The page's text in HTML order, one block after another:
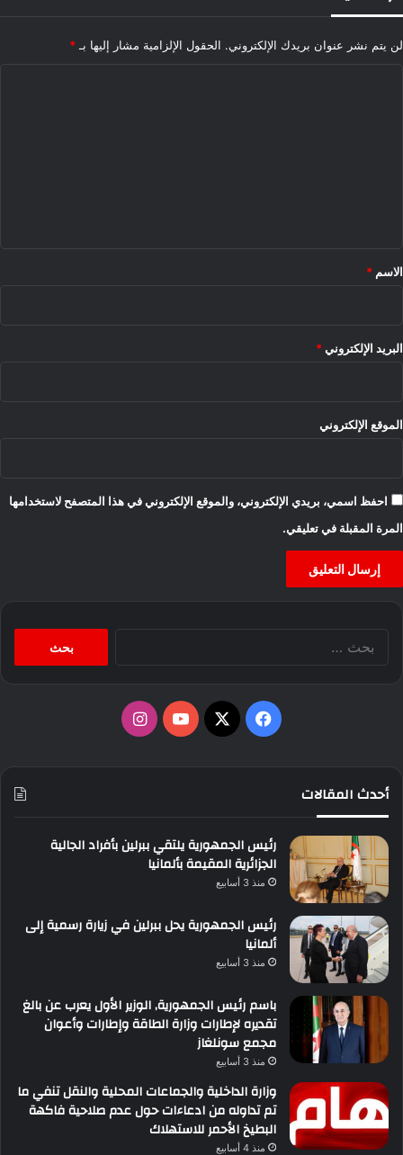
لن يتم نشر عنوان بريدك الإلكتروني. الحقول الإلزامية مشار إليها بـ *
*
الاسم *
البريد الإلكتروني *
الموقع الإلكتروني
احفظ اسمي، بريدي الإلكتروني، والموقع الإلكتروني في هذا المتصفح لاستخدامها
المرة المقبلة في تعليقي.
فيسبوك
‫X
‫YouTubeانستقرام
أحدث المقالات
رئيس الجمهورية يلتقي ببرلين بأفراد الجالية
الجزائرية المقيمة بألمانيا
منذ 3 أسابيع
رئيس الجمهورية يحل ببرلين في زيارة رسمية إلى
ألمانيا
منذ 3 أسابيع
باسم رئيس الجمهورية, الوزير الأول يعرب عن بالغ
تقديره لإطارات وزارة الطاقة وإطارات وأعوان
مجمع سونلغاز
منذ 3 أسابيع
وزارة الداخلية والجماعات المحلية والنقل تنفي ما
تم تداوله من ادعاءات حول عدم صلاحية فاكهة
البطيخ الأحمر للاستهلاك
منذ 4 أسابيع